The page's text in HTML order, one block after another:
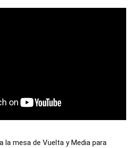
la mesa de Vuelta y Media para